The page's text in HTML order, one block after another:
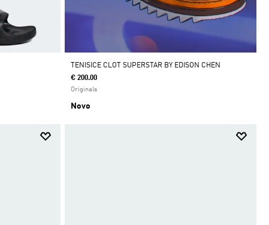
TENISICE CLOT SUPERSTAR BY EDISON CHEN
€ 200.00
Originals
Novo